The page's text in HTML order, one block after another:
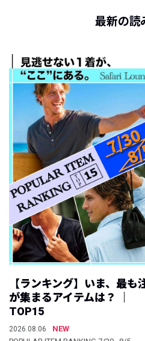
最新の読
【ランキング】いま、最も
が集まるアイテムは？ ｜
TOP15
2026.08.06
NEW